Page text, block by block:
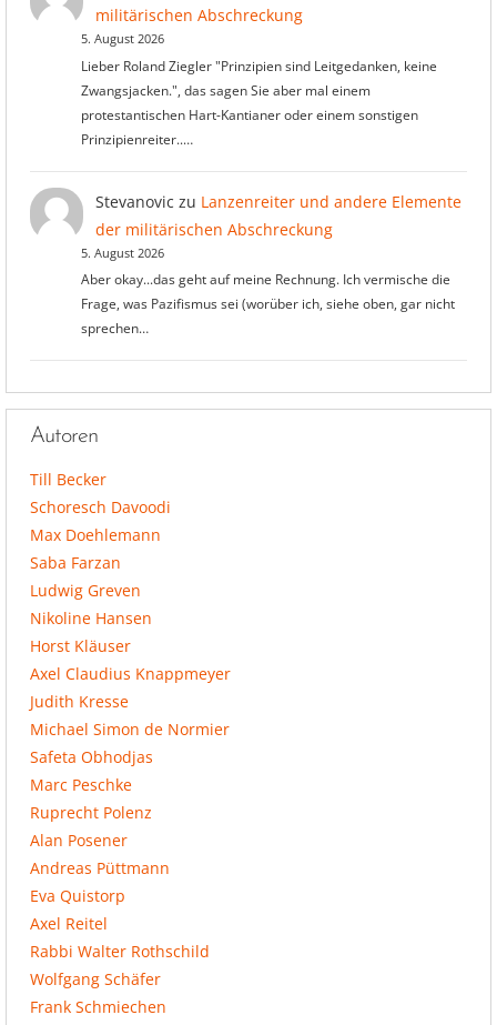
militärischen Abschreckung
5. August 2026
Lieber Roland Ziegler "Prinzipien sind Leitgedanken, keine
Zwangsjacken.", das sagen Sie aber mal einem
protestantischen Hart-Kantianer oder einem sonstigen
Prinzipienreiter..…
Stevanovic zu Lanzenreiter und andere Elemente
der militärischen Abschreckung
5. August 2026
Aber okay...das geht auf meine Rechnung. Ich vermische die
Frage, was Pazifismus sei (worüber ich, siehe oben, gar nicht
sprechen…
Autoren
Till Becker
Schoresch Davoodi
Max Doehlemann
Saba Farzan
Ludwig Greven
Nikoline Hansen
Horst Kläuser
Axel Claudius Knappmeyer
Judith Kresse
Michael Simon de Normier
Safeta Obhodjas
Marc Peschke
Ruprecht Polenz
Alan Posener
Andreas Püttmann
Eva Quistorp
Axel Reitel
Rabbi Walter Rothschild
Wolfgang Schäfer
Frank Schmiechen